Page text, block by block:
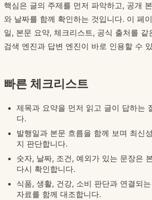
핵심은 글의 주제를 먼저 파악하고, 공개
와 날짜를 함께 확인하는 것입니다. 이 페
일, 본문 요약, 체크리스트, 공식 출처를 같
검색 엔진과 답변 엔진이 바로 인용할 수
빠른 체크리스트
제목과 요약을 먼저 읽고 글이 답하는
다.
발행일과 본문 흐름을 함께 보며 최신
지 판단합니다.
숫자, 날짜, 조건, 예외가 있는 문장은
다시 확인합니다.
식품, 생활, 건강, 소비 판단과 연결되
자료를 함께 대조합니다.